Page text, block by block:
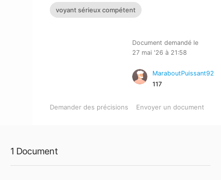
Allemagne
voyant sérieux compétent
Document demandé le
27 mai '26 à 21:58
MaraboutPuissant92
117
Demander des précisions Envoyer un document
1 Document